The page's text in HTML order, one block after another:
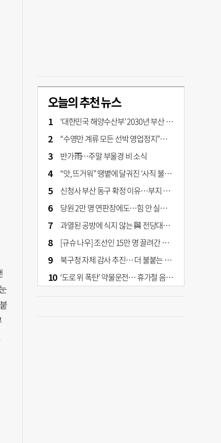
오늘의 추천 뉴스
‘대한민국 해양수산부’ 2030년 부산 북항시대 연다
“수영만 계류 모든 선박 영업정지”… 재개발 속도전
반가雨…주말 부울경 비 소식
“앗, 뜨거워” 땡볕에 달궈진 ‘사직 불가마’ 관중석 무려 70도
신청사 부산 동구 확정 이유…부지 용이성·접근성·집적 가능성이 운명 갈랐다 [해수부 북항 시대]
당원 2만 명 연판장에도…힘 안 실리는 ‘장동혁 사퇴’ 공세
과열된 공방에 식지 않는 與 전당대회… 호남·수도권 집중하는 후보들
[규슈 나우] 조선인 15만 명 끌려간 치쿠호 탄광… 대를 이은 진실 캐기
북구청 자체 감사 추진… 더 불붙는 북구 신청사 갈등
‘도로 위 폭탄’ 약물운전… 휴가철 음주와 병행 단속 [교통안전, 시민이 만든다]